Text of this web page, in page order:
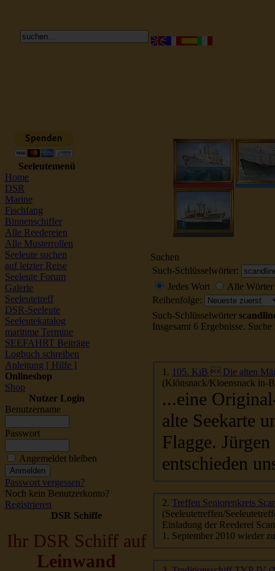
Seeleutemenü
Home
DSR
Marine
Fischfang
Binnenschiffer
Alle Reedereien
Alle Musterrollen
Seeleute suchen
auf letzter Reise
Seeleute Forum
Galerie
Seeleutetreff
DSR-Seeleute
Seeleutekatalog
maritime Termine
SEEFAHRT Beiträge
Logbuch schreiben
Anleitung [ Hilfe ]
Onlineshop
Shop
Nutzer Login
Benutzername
Passwort
Angemeldet bleiben
Passwort vergessen?
Noch kein Benutzerkonto?
Registrieren
DSR Schiffe
Ihr DSR Schiff auf
Leinwand
Suchen
Such-Schlüsselwörter:
Jedes Wort
Alle Wörter
Reihenfolge:
Such-Schlüsselwörter
Insgesamt 6 Ergebnisse.
1. 105. KiB  Die alten
(Klönsnack/Kloensnack in-
...eine
alte Seekarte
Flagge. Jürgen hatte einiges mit uns zu besprechen. Wir
entschieden
2. Treffen Seniorenkreis
(Seeleutetreffen/
Einladung der Reederei
1. September 2010 wieder